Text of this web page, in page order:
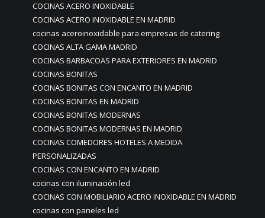
COCINAS ACERO INOXIDABLE
COCINAS ACERO INOXIDABLE EN MADRID
cocinas aceroinoxidable para empresas de catering
COCINAS ALTA GAMA MADRID
COCINAS BARBACOAS PARA EXTERIORES EN MADRID
COCINAS BONITAS
COCINAS BONITAS CON ENCANTO EN MADRID
COCINAS BONITAS EN MADRID
COCINAS BONITAS MODERNAS
COCINAS BONITAS MODERNAS EN MADRID
COCINAS COMEDORES HOTELES A MEDIDA
PERSONALIZADAS
COCINAS CON ENCANTO EN MADRID
cocinas con iluminación led
COCINAS CON MOBILIARIO ACERO INOXIDABLE EN MADRID
cocinas con paneles led